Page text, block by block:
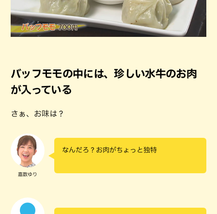
バッフモモの中には、珍しい水牛のお肉
が入っている
さぁ、お味は？
嘉数ゆり
なんだろ？お肉がちょっと独特